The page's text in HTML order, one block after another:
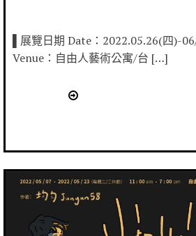
▌展覽日期 Date：2022.05.26(四)-
Venue：自由人藝術公寓/台 […]